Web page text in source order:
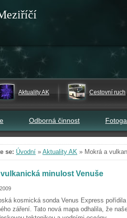
Aktuality AK Cestovní ruch
Odborná činnost
se: Úvodní » Aktuality AK » Mokrá a
vulkanická minulost Venuše
kosmická sonda Venus Express
záření. Tato nová mapa odhalila, že